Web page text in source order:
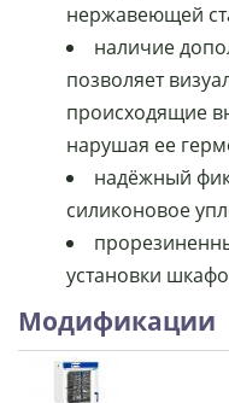
нержавеющей
наличие
позволяет
происходящие
нарушая ее
надёжный
силиконо­вое
установки
Модификации